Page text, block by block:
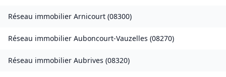
Réseau immobilier Arnicourt (08300)
Réseau immobilier Auboncourt-Vauzelles (08270)
Réseau immobilier Aubrives (08320)